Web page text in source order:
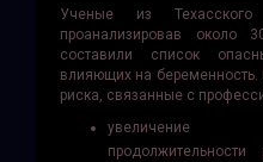
Ученые из
проанализировав около
составили список
влияющих на
риска, связанные с
увеличение